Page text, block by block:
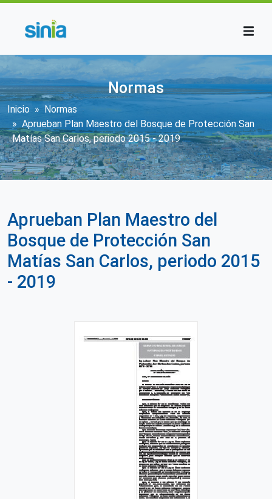
Normas
Sobrescribir enlaces de ayuda a la
Inicio
Normas
Aprueban Plan Maestro del Bosque de Protección San
Matías San Carlos, periodo 2015 - 2019
Aprueban Plan Maestro del
Bosque de Protección San
Matías San Carlos, periodo 2015
- 2019